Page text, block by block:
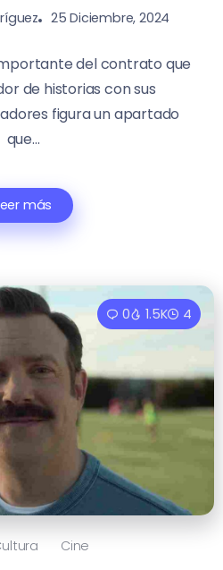
25 Diciembre, 2024
del contrato que
de historias con sus
figura un apartado
que...
más
0 1.5K 4
Cine